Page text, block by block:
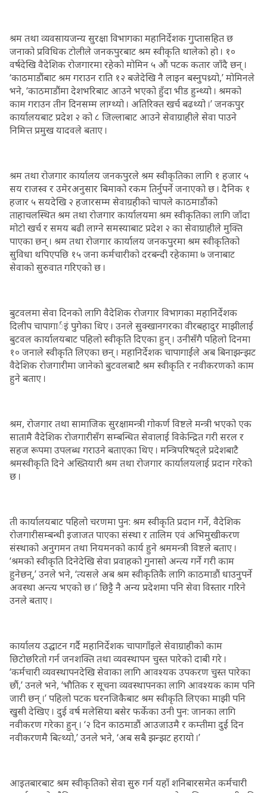
श्रम तथा व्यवसायजन्य सुरक्षा विभागका महानिर्देशक गुप्तासहित छ
जनाको प्रविधिक टोलीले जनकपुरबाट श्रम स्वीकृति थालेको हो । १०
वर्षदेखि वैदेशिक रोजगारमा रहेको मोमिन ५ औं पटक कतार जाँदै छन् ।
‘काठमाडौंबाट श्रम गराउन राति १२ बजेदेखि नै लाइन बस्नुपथ्र्यो,’ मोमिनले
भने, ‘काठमाडौंमा देशभरिबाट आउने भएको हुँदा भीड हुन्थ्यो । श्रमको
काम गराउन तीन दिनसम्म लाग्थ्यो । अतिरिक्त खर्च बढथ्यो ।’ जनकपुर
कार्यालयबाट प्रदेश २ को ८ जिल्लाबाट आउने सेवाग्राहीले सेवा पाउने
निमित्त प्रमुख यादवले बताए ।
श्रम तथा रोजगार कार्यालय जनकपुरले श्रम स्वीकृतिका लागि १ हजार ५
सय राजस्व र उमेरअनुसार बिमाको रकम तिर्नुपर्ने जनाएको छ । दैनिक १
हजार ५ सयदेखि २ हजारसम्म सेवाग्रहीको चापले काठमाडौंको
ताहाचलस्थित श्रम तथा रोजगार कार्यालयमा श्रम स्वीकृतिका लागि जाँदा
मोटो खर्च र समय बढी लाग्ने समस्याबाट प्रदेश २ का सेवाग्राहीले मुक्ति
पाएका छन् । श्रम तथा रोजगार कार्यालय जनकपुरमा श्रम स्वीकृतिको
सुविधा थपिएपछि १५ जना कर्मचारीको दरबन्दी रहेकामा ७ जनाबाट
सेवाको सुरुवात गरिएको छ ।
बुटवलमा सेवा दिनको लागि वैदेशिक रोजगार विभागका महानिर्देशक
दिलीप चापागार्इं पुगेका थिए । उनले सुक्खानगरका वीरबहादुर माझीलाई
बुटवल कार्यालयबाट पहिलो स्वीकृति दिएका हुन् । उनीसँगै पहिलो दिनमा
१० जनाले स्वीकृति लिएका छन् । महानिर्देशक चापागाईंले अब बिनाझन्झट
वैदेशिक रोजगारीमा जानेको बुटवलबाटै श्रम स्वीकृति र नवीकरणको काम
हुने बताए ।
श्रम, रोजगार तथा सामाजिक सुरक्षामन्त्री गोकर्ण विष्टले मन्त्री भएको एक
सातामै वैदेशिक रोजगारीसँग सम्बन्धित सेवालाई विकेन्द्रित गरी सरल र
सहज रूपमा उपलब्ध गराउने बताएका थिए । मन्त्रिपरिषद्ले प्रदेशबाटै
श्रमस्वीकृति दिने अख्तियारी श्रम तथा रोजगार कार्यालयलाई प्रदान गरेको
छ ।
ती कार्यालयबाट पहिलो चरणमा पुन: श्रम स्वीकृति प्रदान गर्ने, वैदेशिक
रोजगारीसम्बन्धी इजाजत पाएका संस्था र तालिम एवं अभिमुखीकरण
संस्थाको अनुगमन तथा नियमनको कार्य हुने श्रममन्त्री विष्टले बताए ।
‘श्रमको स्वीकृति दिनेदेखि सेवा प्रवाहको गुनासो अन्त्य गर्ने गरी काम
हुनेछन्,’ उनले भने, ‘त्यसले अब श्रम स्वीकृतिकै लागि काठमाडौं धाउनुपर्ने
अवस्था अन्त्य भएको छ ।’ छिट्टै नै अन्य प्रदेशमा पनि सेवा विस्तार गरिने
उनले बताए ।
कार्यालय उद्घाटन गर्दै महानिर्देशक चापागाँइले सेवाग्राहीको काम
छिटोछरितो गर्न जनशक्ति तथा व्यवस्थापन चुस्त पारेको दाबी गरे ।
‘कर्मचारी व्यवस्थापनदेखि सेवाका लागि आवश्यक उपकरण चुस्त पारेका
छौं,’ उनले भने, ‘भौतिक र सूचना व्यवस्थापनका लागि आवश्यक काम पनि
जारी छन् ।’ पहिलो पटक घरनजिकैबाट श्रम स्वीकृति लिएका माझी पनि
खुसी देखिए । दुई वर्ष मलेसिया बसेर फर्केका उनी पुन: जानका लागि
नवीकरण गरेका हुन् । ‘२ दिन काठमाडौं आउजाउमै र कम्तीमा दुई दिन
नवीकरणमै बित्थ्यो,’ उनले भने, ‘अब सबै झन्झट हरायो ।’
आइतबारबाट श्रम स्वीकृतिको सेवा सुरु गर्न यहाँ शनिबारसमेत कर्मचारी